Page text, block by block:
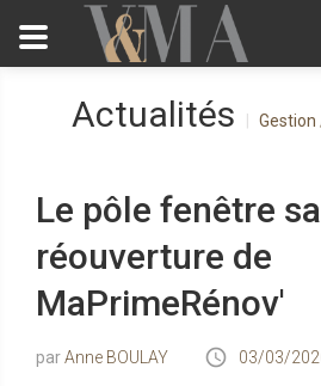
Actualités Gestion
Le pôle fenêtre
réouverture de
MaPrimeRénov'
Anne BOULAY 03/03/